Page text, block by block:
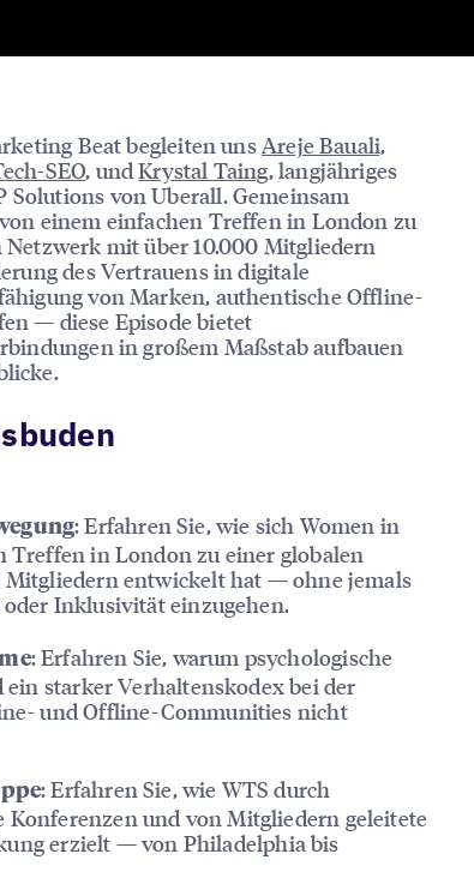
Beat begleiten unsAreje Bauali,
SEO, undKrystal Taing, langjähriges
von Uberall. Gemeinsam
einem einfachen Treffen in London zu
mit über 10.000 Mitgliedern
des Vertrauens in digitale
von Marken, authentische Offline-
— diese Episode bietet
in großem Maßstab aufbauen
: Erfahren Sie, wie sich Women in
Treffen in London zu einer globalen
entwickelt hat — ohne jemals
Inklusivität einzugehen.
: Erfahren Sie, warum psychologische
starker Verhaltenskodex bei der
und Offline-Communities nicht
: Erfahren Sie, wie WTS durch
und von Mitgliedern geleitete
erzielt — von Philadelphia bis